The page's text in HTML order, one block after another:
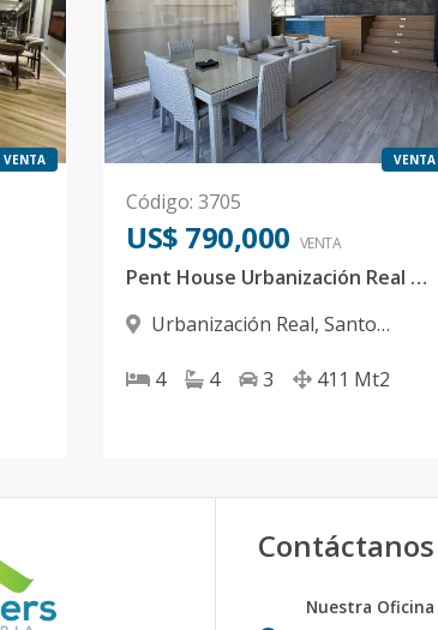
VENTA VENTA
Código: 3705
US$ 790,000 VENTA
Pent House Urbanización Real US$790,000
Urbanización Real, Santo
4
4 3 411 Mt2
Contáctanos
Nuestra Oficina